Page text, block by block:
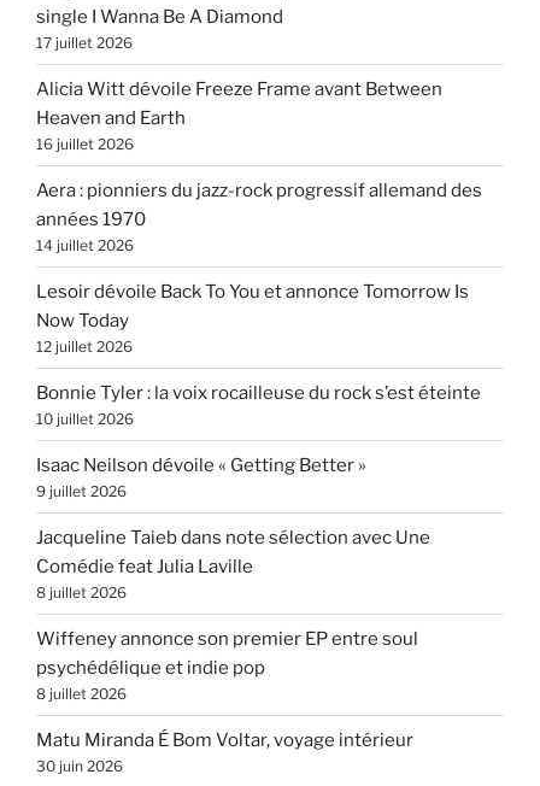
single I Wanna Be A Diamond
17 juillet 2026
Alicia Witt dévoile Freeze Frame avant Between
Heaven and Earth
16 juillet 2026
Aera : pionniers du jazz-rock progressif allemand des
années 1970
14 juillet 2026
Lesoir dévoile Back To You et annonce Tomorrow Is
Now Today
12 juillet 2026
Bonnie Tyler : la voix rocailleuse du rock s’est éteinte
10 juillet 2026
Isaac Neilson dévoile « Getting Better »
9 juillet 2026
Jacqueline Taieb dans note sélection avec Une
Comédie feat Julia Laville
8 juillet 2026
Wiffeney annonce son premier EP entre soul
psychédélique et indie pop
8 juillet 2026
Matu Miranda É Bom Voltar, voyage intérieur
30 juin 2026